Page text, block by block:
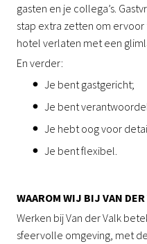
gasten en je collega’s.
stap extra zetten om
hotel verlaten met een
En verder:
Je bent gastgericht;
Je bent
Je hebt oog voor
Je bent flexibel.
WAAROM WIJ BIJ VAN
Werken bij Van der Valk
sfeervolle omgeving, met